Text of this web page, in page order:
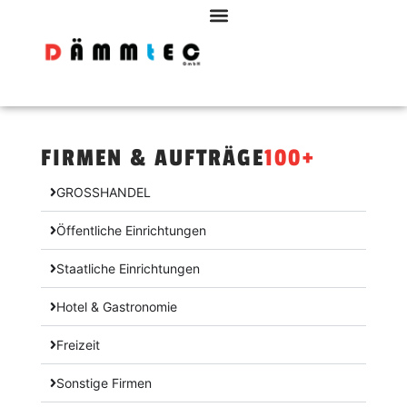
FIRMEN & AUFTRÄGE100+
GROSSHANDEL
Öffentliche Einrichtungen
Staatliche Einrichtungen
Hotel & Gastronomie
Freizeit
Sonstige Firmen